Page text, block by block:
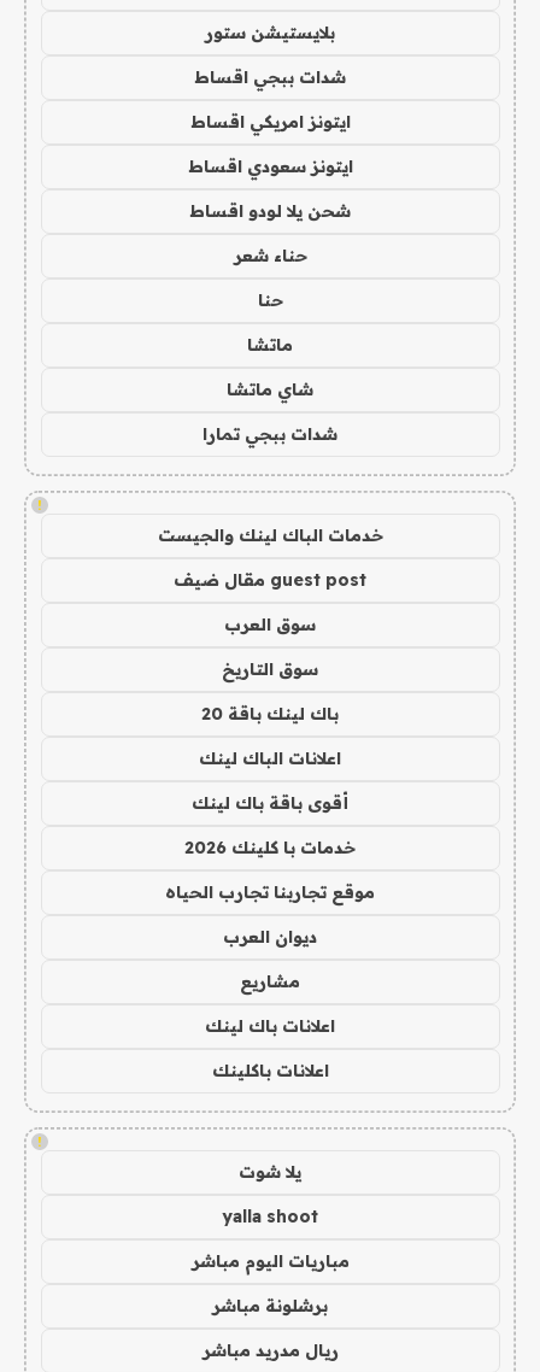
بلايستيشن ستور
شدات ببجي اقساط
ايتونز امريكي اقساط
ايتونز سعودي اقساط
شحن يلا لودو اقساط
حناء شعر
حنا
ماتشا
شاي ماتشا
شدات ببجي تمارا
!
خدمات الباك لينك والجيست
guest post مقال ضيف
سوق العرب
سوق التاريخ
باك لينك باقة 20
اعلانات الباك لينك
أقوى باقة باك لينك
خدمات با كلينك 2026
موقع تجاربنا تجارب الحياه
ديوان العرب
مشاريع
اعلانات باك لينك
اعلانات باكلينك
!
يلا شوت
yalla shoot
مباريات اليوم مباشر
برشلونة مباشر
ريال مدريد مباشر